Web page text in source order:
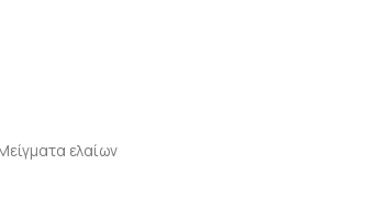
ελαίων